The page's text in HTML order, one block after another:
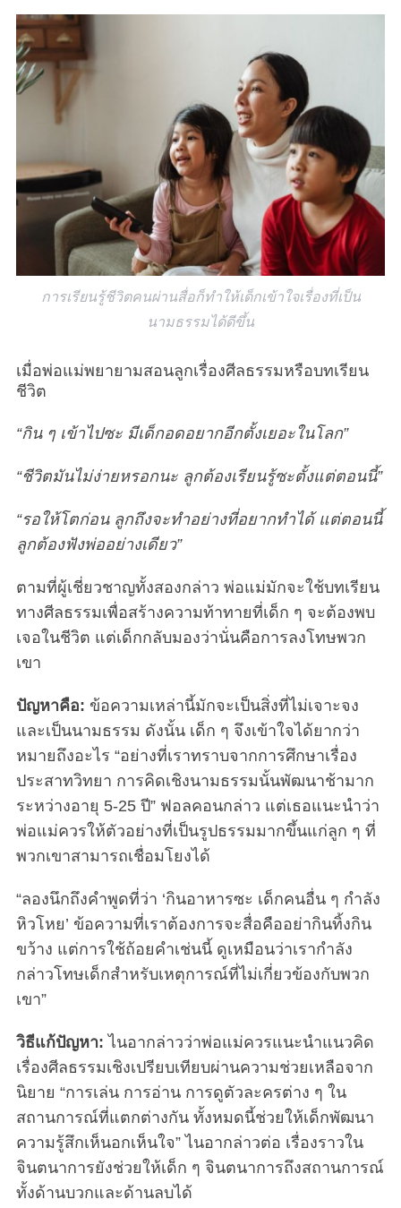
การเรียนรู้ชีวิตคนผ่านสื่อก็ทำให้เด็กเข้าใจเรื่องที่เป็น
นามธรรมได้ดีขึ้น
เมื่อพ่อแม่พยายามสอนลูกเรื่องศีลธรรมหรือบทเรียน
ชีวิต
“กิน ๆ เข้าไปซะ มีเด็กอดอยากอีกตั้งเยอะในโลก”
“ชีวิตมันไม่ง่ายหรอกนะ ลูกต้องเรียนรู้ซะตั้งแต่ตอนนี้”
“รอให้โตก่อน ลูกถึงจะทำอย่างที่อยากทำได้ แต่ตอนนี้
ลูกต้องฟังพ่ออย่างเดียว”
ตามที่ผู้เชี่ยวชาญทั้งสองกล่าว พ่อแม่มักจะใช้บทเรียน
ทางศีลธรรมเพื่อสร้างความท้าทายที่เด็ก ๆ จะต้องพบ
เจอในชีวิต แต่เด็กกลับมองว่านั่นคือการลงโทษพวก
เขา
ปัญหาคือ: ข้อความเหล่านี้มักจะเป็นสิ่งที่ไม่เจาะจง
และเป็นนามธรรม ดังนั้น เด็ก ๆ จึงเข้าใจได้ยากว่า
หมายถึงอะไร “อย่างที่เราทราบจากการศึกษาเรื่อง
ประสาทวิทยา การคิดเชิงนามธรรมนั้นพัฒนาช้ามาก
ระหว่างอายุ 5-25 ปี” ฟอลคอนกล่าว แต่เธอแนะนำว่า
พ่อแม่ควรให้ตัวอย่างที่เป็นรูปธรรมมากขึ้นแก่ลูก ๆ ที่
พวกเขาสามารถเชื่อมโยงได้
“ลองนึกถึงคำพูดที่ว่า ‘กินอาหารซะ เด็กคนอื่น ๆ กำลัง
หิวโหย’ ข้อความที่เราต้องการจะสื่อคืออย่ากินทิ้งกิน
ขว้าง แต่การใช้ถ้อยคำเช่นนี้ ดูเหมือนว่าเรากำลัง
กล่าวโทษเด็กสำหรับเหตุการณ์ที่ไม่เกี่ยวข้องกับพวก
เขา”
วิธีแก้ปัญหา:ไนอากล่าวว่าพ่อแม่ควรแนะนำแนวคิด
เรื่องศีลธรรมเชิงเปรียบเทียบผ่านความช่วยเหลือจาก
นิยาย “การเล่น การอ่าน การดูตัวละครต่าง ๆ ใน
สถานการณ์ที่แตกต่างกัน ทั้งหมดนี้ช่วยให้เด็กพัฒนา
ความรู้สึกเห็นอกเห็นใจ” ไนอากล่าวต่อ เรื่องราวใน
จินตนาการยังช่วยให้เด็ก ๆ จินตนาการถึงสถานการณ์
ทั้งด้านบวกและด้านลบได้